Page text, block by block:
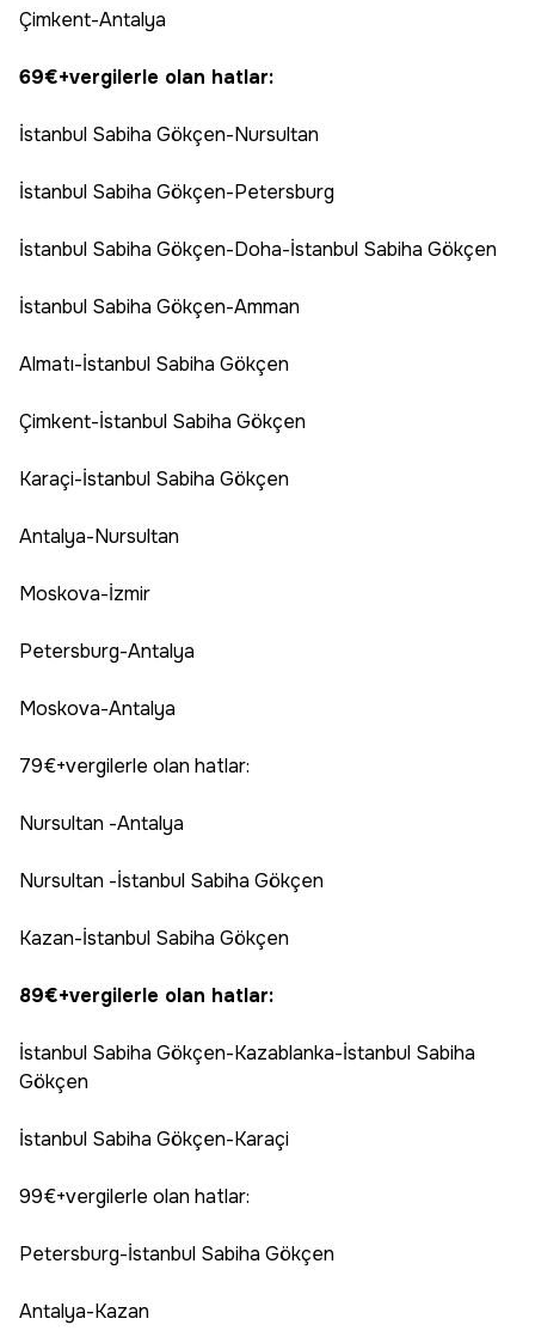
Çimkent-Antalya
69€+vergilerle olan hatlar:
İstanbul Sabiha Gökçen-Nursultan
İstanbul Sabiha Gökçen-Petersburg
İstanbul Sabiha Gökçen-Doha-İstanbul Sabiha Gökçen
İstanbul Sabiha Gökçen-Amman
Almatı-İstanbul Sabiha Gökçen
Çimkent-İstanbul Sabiha Gökçen
Karaçi-İstanbul Sabiha Gökçen
Antalya-Nursultan
Moskova-İzmir
Petersburg-Antalya
Moskova-Antalya
79€+vergilerle olan hatlar:
Nursultan -Antalya
Nursultan -İstanbul Sabiha Gökçen
Kazan-İstanbul Sabiha Gökçen
89€+vergilerle olan hatlar:
İstanbul Sabiha Gökçen-Kazablanka-İstanbul Sabiha
Gökçen
İstanbul Sabiha Gökçen-Karaçi
99€+vergilerle olan hatlar:
Petersburg-İstanbul Sabiha Gökçen
Antalya-Kazan